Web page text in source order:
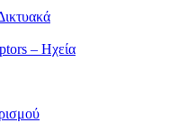
– Ηχεία